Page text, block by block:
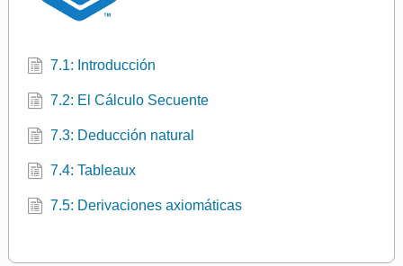
7.1: Introducción
7.2: El Cálculo Secuente
7.3: Deducción natural
7.4: Tableaux
7.5: Derivaciones axiomáticas